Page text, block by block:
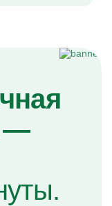
—